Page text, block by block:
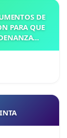
DE
PARA QUE